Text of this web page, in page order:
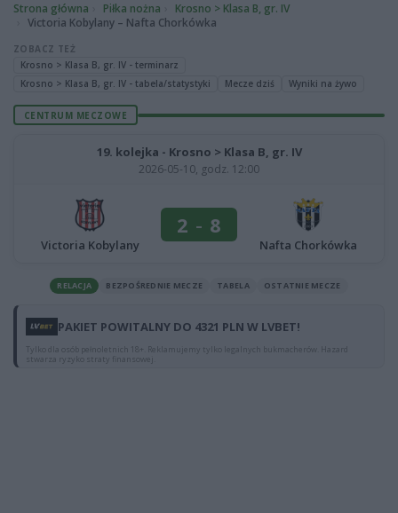
Strona główna Piłka nożna
Krosno > Klasa B, gr. IV
Victoria Kobylany – Nafta Chorkówka
ZOBACZ TEŻ
Krosno > Klasa B, gr. IV - terminarz
Krosno > Klasa B, gr. IV - tabela/statystyki
Mecze dziś Wyniki na żywo
CENTRUM MECZOWE
19. kolejka - Krosno > Klasa B, gr. IV
2026-05-10, godz. 12:00
Victoria Kobylany
2 - 8
Nafta Chorkówka
RELACJA BEZPOŚREDNIE MECZE TABELA OSTATNIE MECZE
PAKIET POWITALNY DO 4321 PLN W LVBET!
Tylko dla osób pełnoletnich 18+. Reklamujemy tylko legalnych bukmacherów. Hazard
stwarza ryzyko straty finansowej.